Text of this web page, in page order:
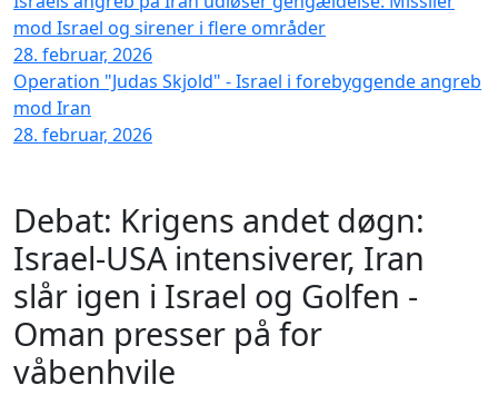
mod Israel og sirener i flere områder
28. februar, 2026
Operation "Judas Skjold" - Israel i forebyggende angreb
mod Iran
28. februar, 2026
Debat: Krigens andet døgn:
Israel-USA intensiverer, Iran
slår igen i Israel og Golfen -
Oman presser på for
våbenhvile